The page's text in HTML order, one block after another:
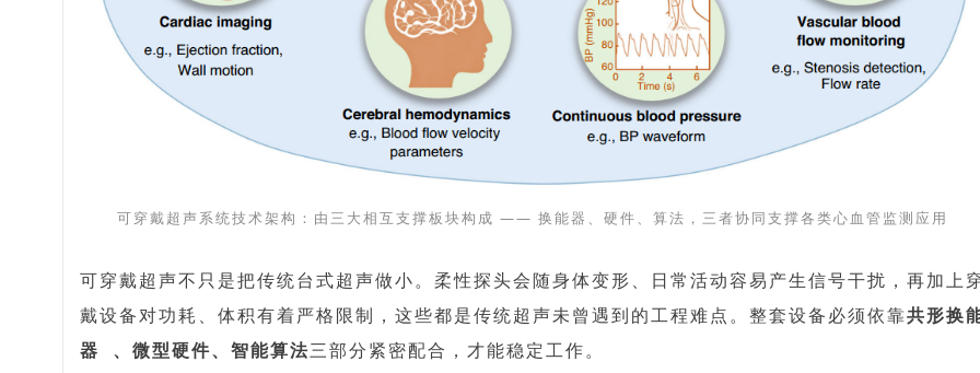
可穿戴超声系统技术架构：由三大相互支撑板块构成 —— 换能器、硬件、算法，三者协同支撑各类心血管监测应用
可穿戴超声不只是把传统台式超声做小。柔性探头会随身体变形、日常活动容易产生信号干扰，再加上
戴设备对功耗、体积有着严格限制，这些都是传统超声未曾遇到的工程难点。整套设备必须依靠共形换
器
、微型硬件、智能算法三部分紧密配合，才能稳定工作。